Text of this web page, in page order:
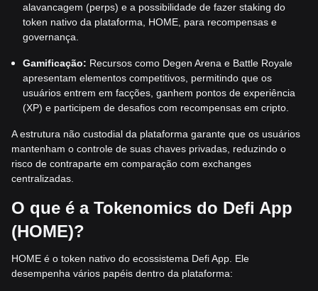
alavancagem (perps) e a possibilidade de fazer staking do
token nativo da plataforma, HOME, para recompensas e
governança.
Gamificação: Recursos como Degen Arena e Battle Royale
apresentam elementos competitivos, permitindo que os
usuários entrem em facções, ganhem pontos de experiência
(XP) e participem de desafios com recompensas em cripto.
A estrutura não custodial da plataforma garante que os usuários
mantenham o controle de suas chaves privadas, reduzindo o
risco de contraparte em comparação com exchanges
centralizadas.
O que é a Tokenomics do Defi App
(HOME)?
HOME é o token nativo do ecossistema Defi App. Ele
desempenha vários papéis dentro da plataforma: